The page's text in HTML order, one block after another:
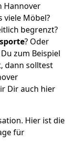
Hannover
viele Möbel?
begrenzt?
? Oder
zum Beispiel
dann solltest
Dir auch hier
Hier ist die
für